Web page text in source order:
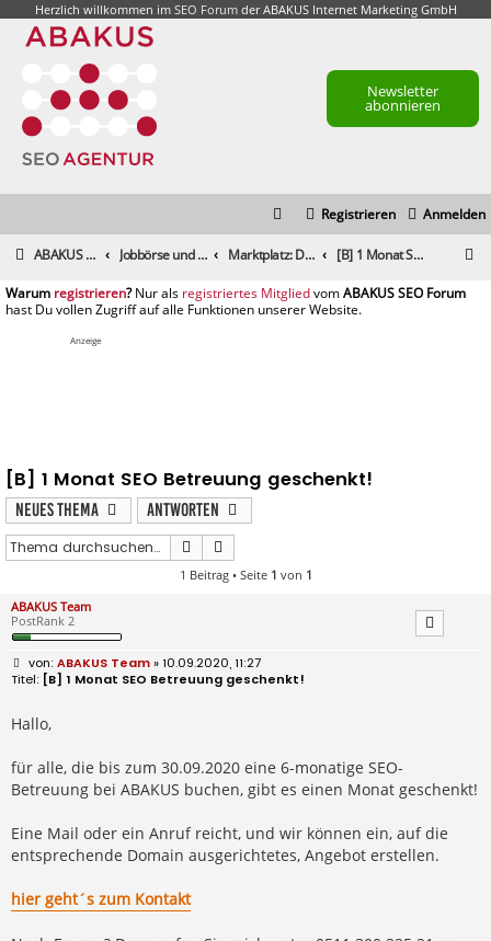
Herzlich willkommen im SEO Forumder ABAKUS Internet Marketing GmbH
Newsletter
abonnieren
Anmelden
Registrieren
ABAKUS Foren-Übersicht Jobbörse und Marktplatz Marktplatz: Dienstleistungen [B] 1 Monat SEO Betreuung geschenkt!
registrieren registriertes Mitglied
Anzeige
[B] 1 Monat SEO Betreuung geschenkt!
Neues Thema
Antworten
Suche
1 Beitrag • Seite 1 von 1
ABAKUS Team
PostRank 2
B
e
i
r
a
ABAKUS Team» 10.09.2020, 11:27
[B] 1 Monat SEO Betreuung geschenkt!
Hallo,
für alle, die bis zum 30.09.2020 eine 6-monatige SEO-
Betreuung bei ABAKUS buchen, gibt es einen Monat geschenkt!
Eine Mail oder ein Anruf reicht, und wir können ein, auf die
entsprechende Domain ausgerichtetes, Angebot erstellen.
hier geht´s zum Kontakt